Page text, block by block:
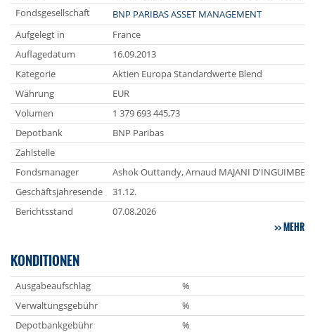
Fondsgesellschaft
BNP PARIBAS ASSET MANAGEMENT
Aufgelegt in
France
Auflagedatum
16.09.2013
Kategorie
Aktien Europa Standardwerte Blend
Währung
EUR
Volumen
1 379 693 445,73
Depotbank
BNP Paribas
Zahlstelle
Fondsmanager
Ashok Outtandy, Arnaud MAJANI D'INGUIMBERT
Geschäftsjahresende
31.12.
Berichtsstand
07.08.2026
MEHR
KONDITIONEN
Ausgabeaufschlag
%
Verwaltungsgebühr
%
Depotbankgebühr
%